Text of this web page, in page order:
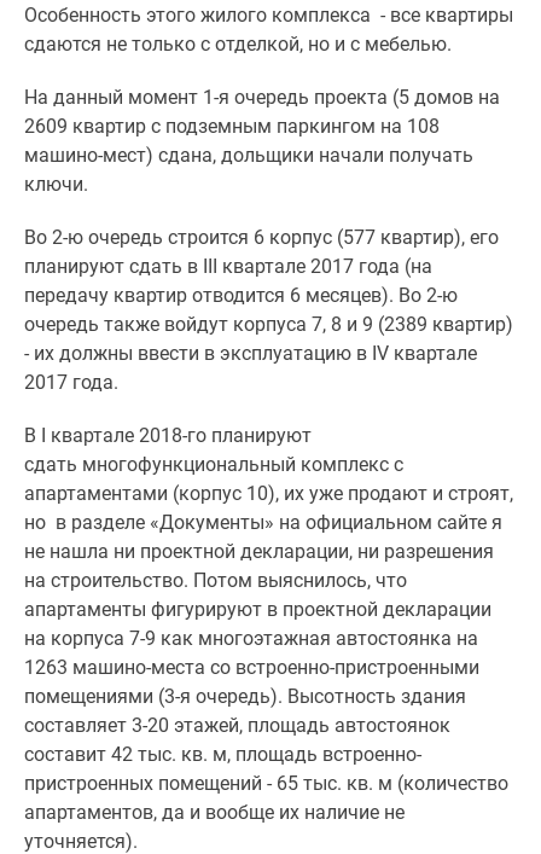
Покупателю
Новостройки
Петербурга
Видеообзор
новостроек
Семейная
Аналитика
рынка
Панорамы
новостроек
комнатные
застройщиком
Мнение
эксперта
Студии
Ипотечный
калькулятор
Новости
недвижимости
Новостройки
Ленинградской
области
ИТ-
ипотека
Квартиры
Особенность этого жилого комплекса - все квартиры
сдаются не только с отделкой, но и с мебелью.
На данный момент 1-я очередь проекта (5 домов на
2609 квартир с подземным паркингом на 108
машино-мест) сдана, дольщики начали получать
ключи.
Во 2-ю очередь строится 6 корпус (577 квартир), его
планируют сдать в III квартале 2017 года (на
передачу квартир отводится 6 месяцев). Во 2-ю
очередь также войдут корпуса 7, 8 и 9 (2389 квартир)
- их должны ввести в эксплуатацию в IV квартале
2017 года.
В I квартале 2018-го планируют
сдать многофункциональный комплекс с
апартаментами (корпус 10), их уже продают и строят,
но в разделе «Документы» на официальном сайте я
не нашла ни проектной декларации, ни разрешения
на строительство. Потом выяснилось, что
апартаменты фигурируют в проектной декларации
на корпуса 7-9 как многоэтажная автостоянка на
1263 машино-места со встроенно-пристроенными
помещениями (3-я очередь). Высотность здания
составляет 3-20 этажей, площадь автостоянок
составит 42 тыс. кв. м, площадь встроенно-
пристроенных помещений - 65 тыс. кв. м (количество
апартаментов, да и вообще их наличие не
уточняется).